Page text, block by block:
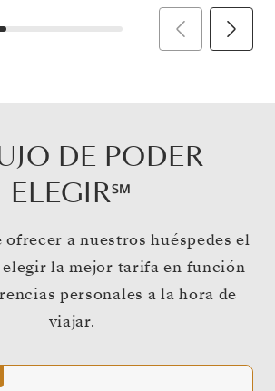
DE PODER
ELEGIR℠
ofrecer a nuestros huéspedes el
la mejor tarifa en función
personales a la hora de
viajar.